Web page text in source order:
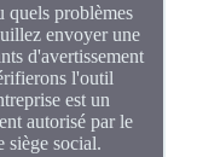
quels problèmes
envoyer une
d'avertissement
l'outil
est un
autorisé par le
siège social.